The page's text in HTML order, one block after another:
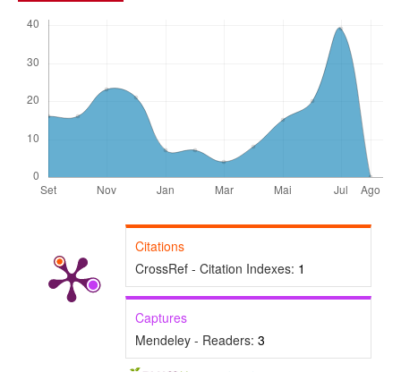
Citations
CrossRef - Citation Indexes: 1
Captures
Mendeley - Readers: 3